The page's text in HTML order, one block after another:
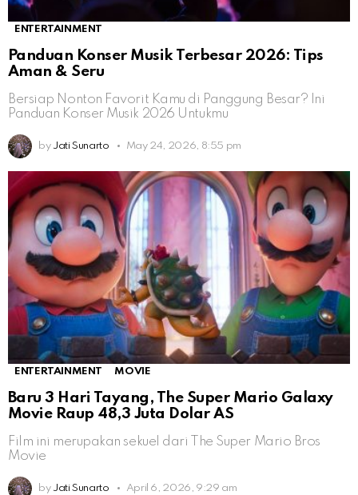
ENTERTAINMENT
Panduan Konser Musik Terbesar 2026: Tips
Aman & Seru
Bersiap Nonton Favorit Kamu di Panggung Besar? Ini
Panduan Konser Musik 2026 Untukmu
by Jati Sunarto May 24, 2026, 8:55 pm
ENTERTAINMENT MOVIE
Baru 3 Hari Tayang, The Super Mario Galaxy
Movie Raup 48,3 Juta Dolar AS
Film ini merupakan sekuel dari The Super Mario Bros
Movie
by Jati Sunarto April 6, 2026, 9:29 am